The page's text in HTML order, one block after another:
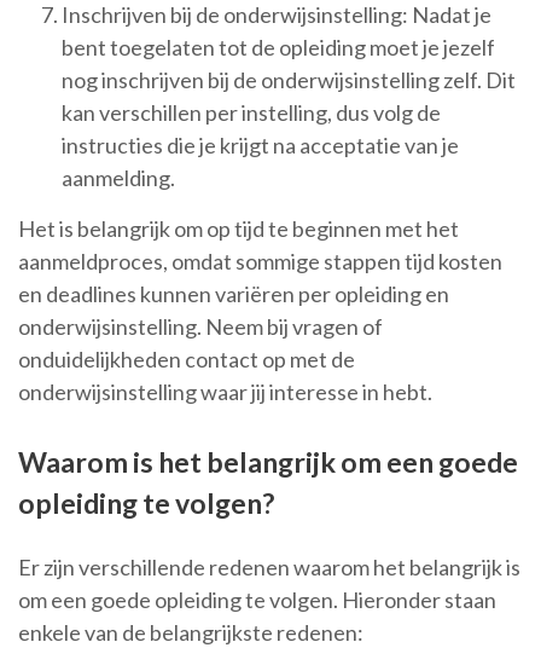
Inschrijven bij de onderwijsinstelling: Nadat je
bent toegelaten tot de opleiding moet je jezelf
nog inschrijven bij de onderwijsinstelling zelf. Dit
kan verschillen per instelling, dus volg de
instructies die je krijgt na acceptatie van je
aanmelding.
Het is belangrijk om op tijd te beginnen met het
aanmeldproces, omdat sommige stappen tijd kosten
en deadlines kunnen variëren per opleiding en
onderwijsinstelling. Neem bij vragen of
onduidelijkheden contact op met de
onderwijsinstelling waar jij interesse in hebt.
Waarom is het belangrijk om een goede
opleiding te volgen?
Er zijn verschillende redenen waarom het belangrijk is
om een goede opleiding te volgen. Hieronder staan
enkele van de belangrijkste redenen: